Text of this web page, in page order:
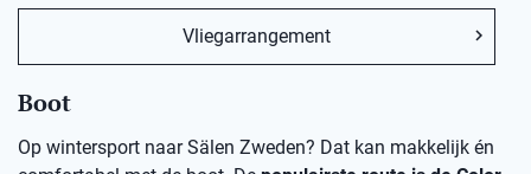
Vliegarrangement
Boot
Op wintersport naar Sälen Zweden? Dat kan makkelijk én